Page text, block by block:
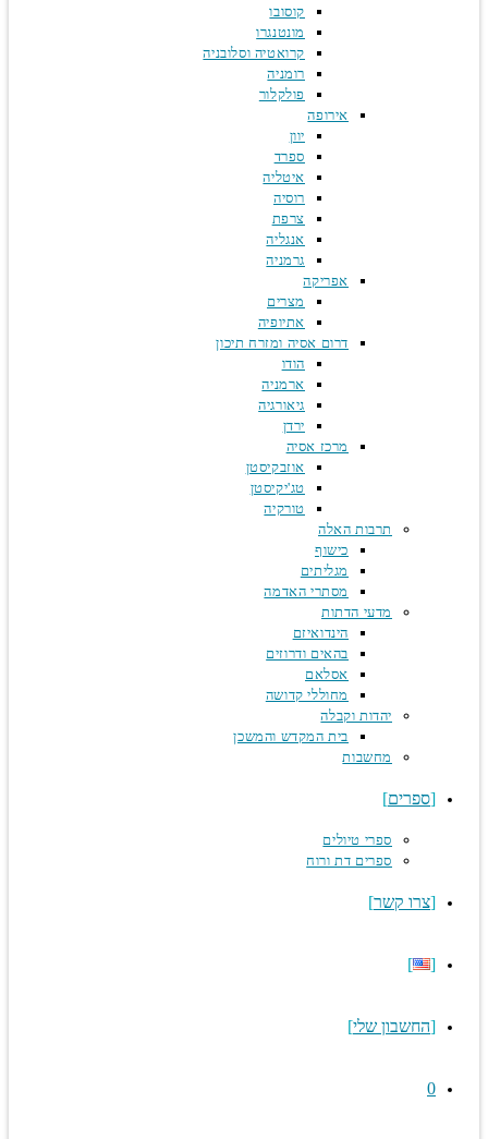
קוסובו
מונטנגרו
קרואטיה וסלובניה
רומניה
פולקלור
אירופה
ספרד
איטליה
רוסיה
צרפת
אנגליה
גרמניה
אפריקה
מצרים
אתיופיה
דרום אסיה ומזרח תיכון
הודו
ארמניה
גיאורגיה
ירדן
מרכז אסיה
אוזבקיסטן
טג'יקיסטן
טורקיה
תרבות האלה
כישוף
מגליתים
מסתרי האדמה
מדעי הדתות
הינדואיזם
בהאים ודרוזים
אסלאם
מחוללי קדושה
יהדות וקבלה
בית המקדש והמשכן
מחשבות
ספרים
ספרי טיולים
ספרים דת ורוח
צרו קשר
החשבון שלי